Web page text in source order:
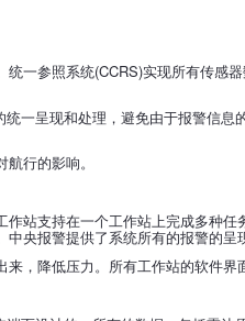
一参照系统(CCRS)实现所有传感
一呈现和处理，避免由于报警信
行的影响。
站支持在一个工作站上完成多种
央报警提供了系统所有的报警的呈
，降低压力。所有工作站的软件界